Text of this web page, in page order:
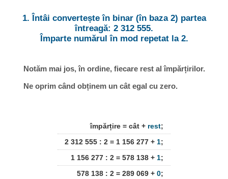
1. Întâi convertește în binar (în baza 2) partea
întreagă: 2 312 555.
Împarte numărul în mod repetat la 2.
Notăm mai jos, în ordine, fiecare rest al împărțirilor.
Ne oprim când obținem un cât egal cu zero.
împărțire = cât + rest;
2 312 555 : 2 = 1 156 277 + 1;
1 156 277 : 2 = 578 138 + 1;
578 138 : 2 = 289 069 + 0;